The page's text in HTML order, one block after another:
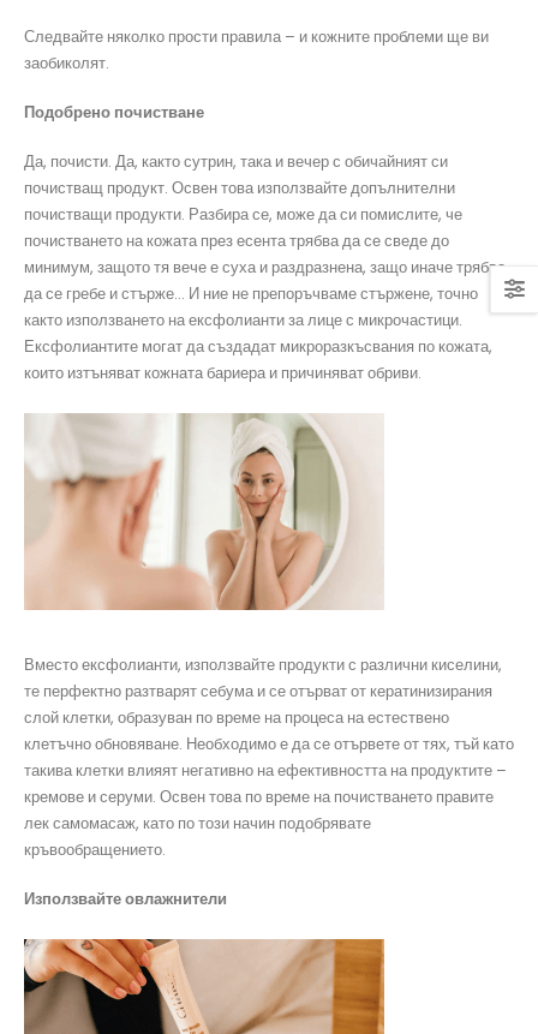
Следвайте няколко прости правила – и кожните проблеми ще ви
заобиколят.
Подобрено почистване
Да, почисти. Да, както сутрин, така и вечер с обичайният си
почистващ продукт. Освен това използвайте допълнителни
почистващи продукти. Разбира се, може да си помислите, че
почистването на кожата през есента трябва да се сведе до
минимум, защото тя вече е суха и раздразнена, защо иначе трябва
да се гребе и стърже… И ние не препоръчваме стържене, точно
както използването на ексфолианти за лице с микрочастици.
Ексфолиантите могат да създадат микроразкъсвания по кожата,
които изтъняват кожната бариера и причиняват обриви.
Вместо ексфолианти, използвайте продукти с различни киселини,
те перфектно разтварят себума и се отърват от кератинизирания
слой клетки, образуван по време на процеса на естествено
клетъчно обновяване. Необходимо е да се отървете от тях, тъй като
такива клетки влияят негативно на ефективността на продуктите –
кремове и серуми. Освен това по време на почистването правите
лек самомасаж, като по този начин подобрявате
кръвообращението.
Използвайте овлажнители